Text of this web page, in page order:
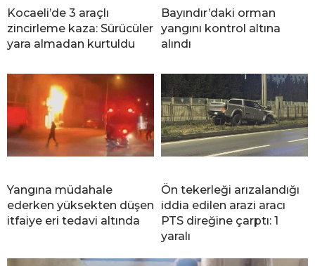
Kocaeli’de 3 araçlı
zincirleme kaza: Sürücüler
yara almadan kurtuldu
Bayındır’daki orman
yangını kontrol altına
alındı
Yangına müdahale
ederken yüksekten düşen
itfaiye eri tedavi altında
Ön tekerleği arızalandığı
iddia edilen arazi aracı
PTS direğine çarptı: 1
yaralı